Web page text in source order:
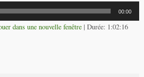
00:00
dans une nouvelle fenêtre | Durée: 1:02:16